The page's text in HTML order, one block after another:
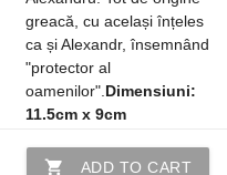
greacă, cu același înțeles
ca și Alexandr, însemnând
"protector al
oamenilor". Dimensiuni:
11.5cm x 9cm
shopping_cart ADD TO CART